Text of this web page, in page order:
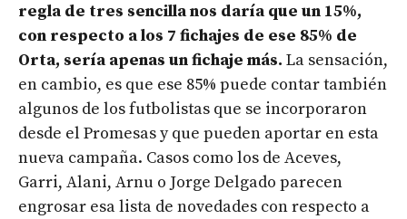
regla de tres sencilla nos daría que un 15%,
con respecto a los 7 fichajes de ese 85% de
Orta, sería apenas un fichaje más. La sensación,
en cambio, es que ese 85% puede contar también
algunos de los futbolistas que se incorporaron
desde el Promesas y que pueden aportar en esta
nueva campaña. Casos como los de Aceves,
Garri, Alani, Arnu o Jorge Delgado parecen
engrosar esa lista de novedades con respecto a